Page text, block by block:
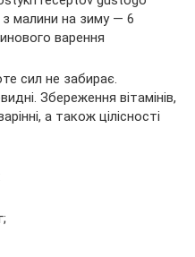
сил не забирає.
Збереження вітамінів,
а також цілісності